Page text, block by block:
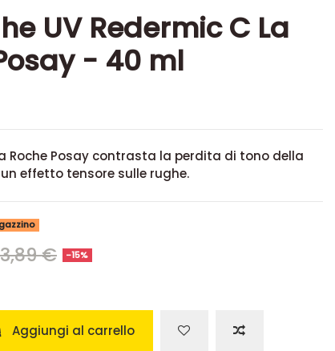
UV Redermic C La
- 40 ml
Roche Posay contrasta la perdita di tono della
effetto tensore sulle rughe.
€ -15%
Aggiungi al carrello